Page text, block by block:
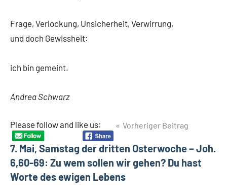
Frage, Verlockung, Unsicherheit, Verwirrung,
und doch Gewissheit:
ich bin gemeint.
Andrea Schwarz
Please follow and like us:
Schlagwörter
Berufung
Nachfolge
BeitragsnavigationVorheriger Beitrag
7. Mai, Samstag der dritten Osterwoche – Joh.
6,60-69: Zu wem sollen wir gehen? Du hast
Worte des ewigen Lebens